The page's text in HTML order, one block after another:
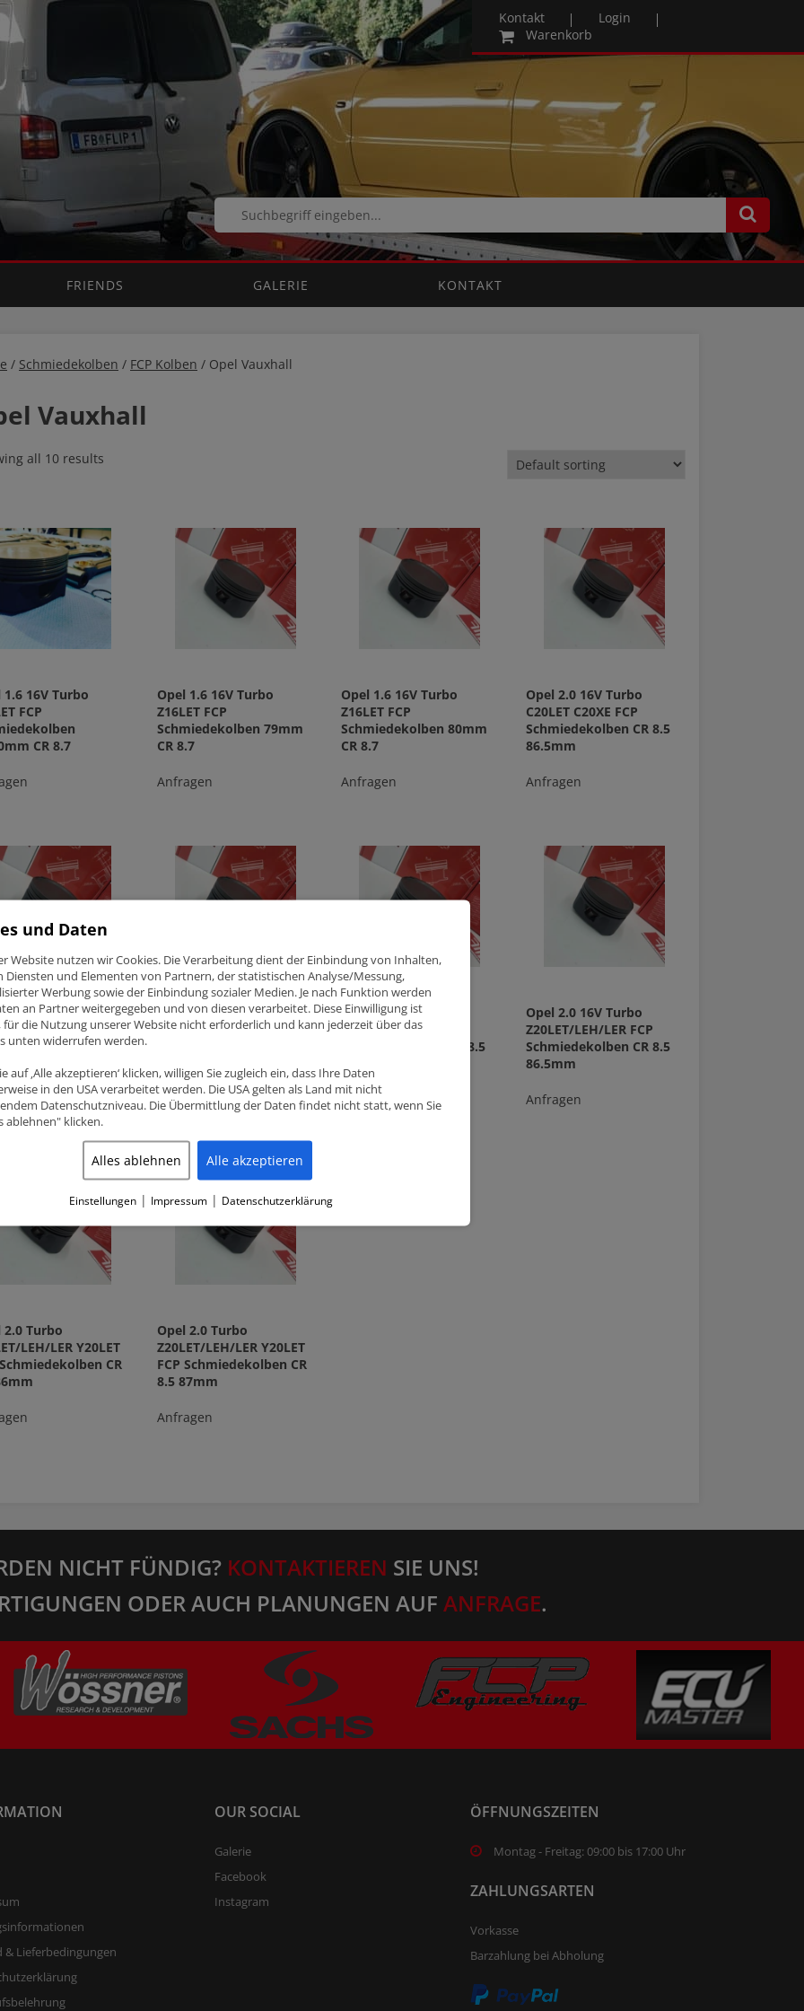
Kontakt
Login
Warenkorb
FRIENDS GALERIE KONTAKT
/ Schmiedekolben / FCP Kolben / Opel Vauxhall
Vauxhall
all 10 results
1.6 16V Turbo
FCP
CR 8.7
Opel 1.6 16V Turbo
Z16LET FCP
Schmiedekolben 79mm
CR 8.7
Anfragen
Opel 1.6 16V Turbo
Z16LET FCP
Schmiedekolben 80mm
CR 8.7
Anfragen
Opel 2.0 16V Turbo
C20LET C20XE FCP
Schmiedekolben CR 8.5
86.5mm
Anfragen
2.0 16V Turbo
C20XE FCP
CR 8.5
Opel 2.0 16V Turbo
C20LET C20XE FCP
Anfragen
Opel 2.0 16V Turbo
Z20LET/LEH/LER FCP
Schmiedekolben CR 8.5
Anfragen
Opel 2.0 16V Turbo
Z20LET/LEH/LER FCP
Schmiedekolben CR 8.5
86.5mm
Anfragen
2.0 Turbo
LEH/LER Y20LET
CR
Opel 2.0 Turbo
Z20LET/LEH/LER Y20LET
FCP Schmiedekolben CR
8.5 87mm
Anfragen
NICHT FÜNDIG? KONTAKTIEREN SIE UNS!
ODER AUCH PLANUNGEN AUF ANFRAGE.
& Lieferbedingungen
OUR SOCIAL
Galerie
Facebook
Instagram
ÖFFNUNGSZEITEN
Montag - Freitag: 09:00 bis 17:00 Uhr
ZAHLUNGSARTEN
Vorkasse
Barzahlung bei Abholung
und Daten
Website nutzen wir Cookies. Die Verarbeitung dient der Einbindung von Inhalten,
Diensten und Elementen von Partnern, der statistischen Analyse/Messung,
Werbung sowie der Einbindung sozialer Medien. Je nach Funktion werden
an Partner weitergegeben und von diesen verarbeitet. Diese Einwilligung ist
für die Nutzung unserer Website nicht erforderlich und kann jederzeit über das
unten widerrufen werden.
auf ‚Alle akzeptieren‘ klicken, willigen Sie zugleich ein, dass Ihre Daten
in den USA verarbeitet werden. Die USA gelten als Land mit nicht
Datenschutzniveau. Die Übermittlung der Daten findet nicht statt, wenn Sie
ablehnen" klicken.
Alles ablehnen Alle akzeptieren
Einstellungen | Impressum | Datenschutzerklärung